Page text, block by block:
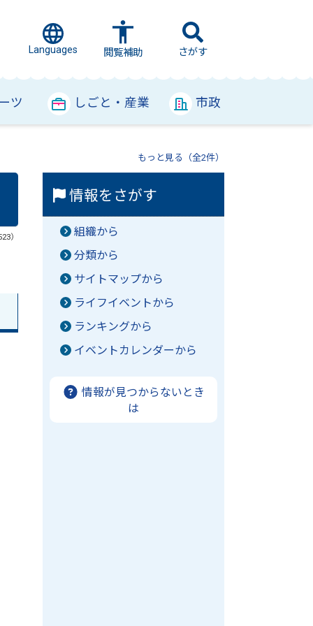
Languages 閲覧補助 さがす
ツ しごと・産業 市政
もっと見る（全2件）
）
情報をさがす
組織から
分類から
サイトマップから
ライフイベントから
ランキングから
イベントカレンダーから
情報が見つからないとき
は